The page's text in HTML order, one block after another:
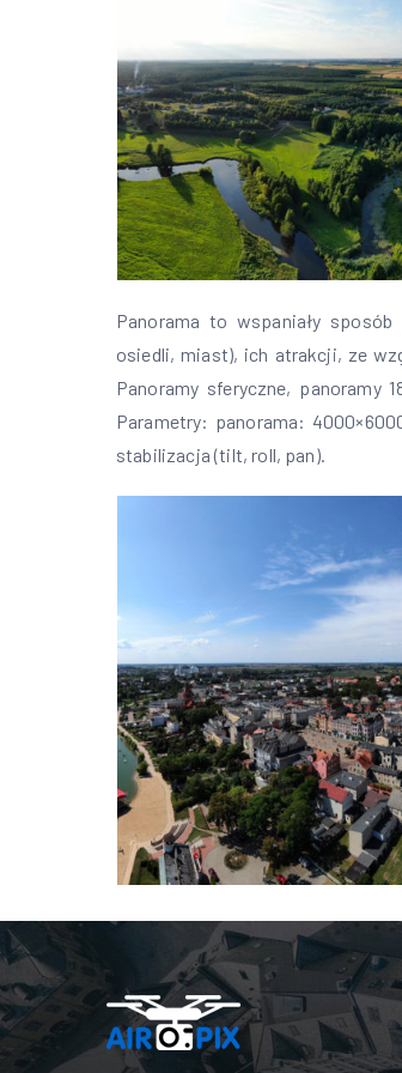
Panorama to wspaniały
osiedli, miast), ich atrakcji, ze
Panoramy sferyczne, panoramy
Parametry: panorama:
stabilizacja (tilt, roll, pan).